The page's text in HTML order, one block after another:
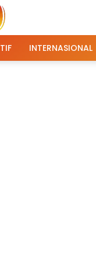
INTERNASIONAL